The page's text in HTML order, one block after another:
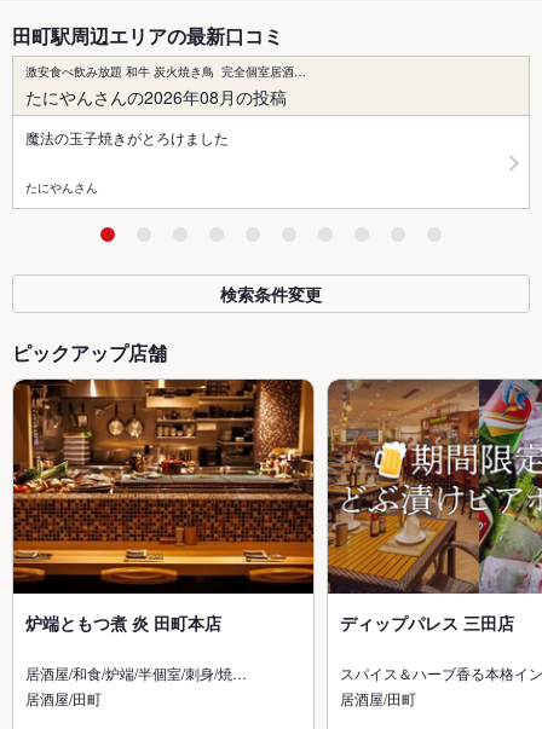
田町駅周辺エリアの最新口コミ
激安食べ飲み放題 和牛 炭火焼き鳥 完全個室居酒…
たにやんさんの2026年08月の投稿
魔法の玉子焼きがとろけました
たにやんさん
検索条件変更
ピックアップ店舗
炉端ともつ煮 炎 田町本店
居酒屋/和食/炉端/半個室/刺身/焼…
居酒屋/田町
ディップパレス 三田店
スパイス＆ハーブ香る本格イ
居酒屋/田町